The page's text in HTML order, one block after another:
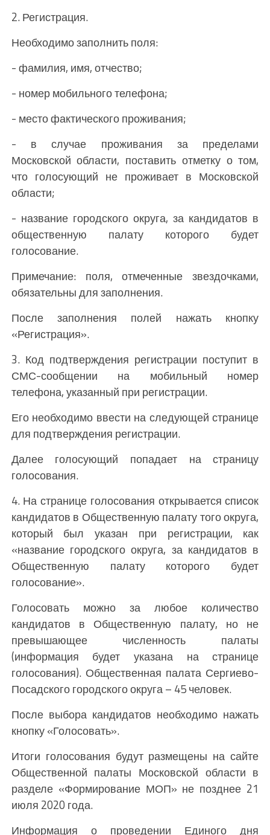
2. Регистрация.
Необходимо заполнить поля:
- фамилия, имя, отчество;
- номер мобильного телефона;
- место фактического проживания;
- в случае проживания за пределами
Московской области, поставить отметку о том,
что голосующий не проживает в Московской
области;
- название городского округа, за кандидатов в
общественную палату которого будет
голосование.
Примечание: поля, отмеченные звездочками,
обязательны для заполнения.
После заполнения полей нажать кнопку
«Регистрация».
3. Код подтверждения регистрации поступит в
СМС-сообщении на мобильный номер
телефона, указанный при регистрации.
Его необходимо ввести на следующей странице
для подтверждения регистрации.
Далее голосующий попадает на страницу
голосования.
4. На странице голосования открывается список
кандидатов в Общественную палату того округа,
который был указан при регистрации, как
«название городского округа, за кандидатов в
Общественную палату которого будет
голосование».
Голосовать можно за любое количество
кандидатов в Общественную палату, но не
превышающее численность палаты
(информация будет указана на странице
голосования). Общественная палата Сергиево-
Посадского городского округа – 45 человек.
После выбора кандидатов необходимо нажать
кнопку «Голосовать».
Итоги голосования будут размещены на сайте
Общественной палаты Московской области в
разделе «Формирование МОП» не позднее 21
июля 2020 года.
Информация о проведении Единого дня